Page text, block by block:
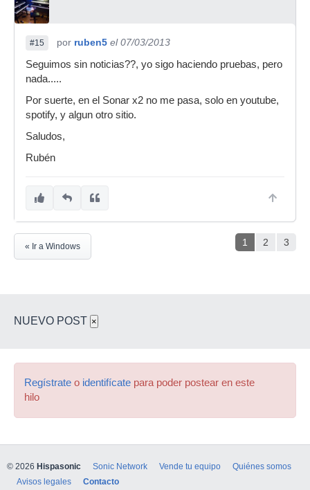
#15 por ruben5 el 07/03/2013
Seguimos sin noticias??, yo sigo haciendo pruebas, pero
nada.....
Por suerte, en el Sonar x2 no me pasa, solo en youtube,
spotify, y algun otro sitio.
Saludos,
Rubén
1 2 3
« Ir a Windows
NUEVO POST ×
Regístrate o identifícate para poder postear en este
hilo
© 2026 Hispasonic Sonic Network Vende tu equipo
Quiénes somos
Avisos legales
Contacto